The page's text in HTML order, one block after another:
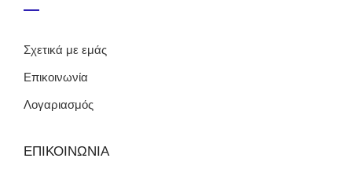
Σχετικά με εμάς
Επικοινωνία
Λογαριασμός
ΕΠΙΚΟΙΝΩΝΙΑ